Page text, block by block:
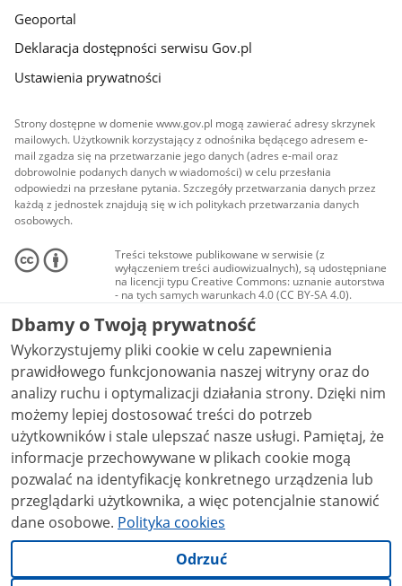
Geoportal
Deklaracja dostępności serwisu Gov.pl
Ustawienia prywatności
Strony dostępne w domenie www.gov.pl mogą zawierać adresy skrzynek
mailowych. Użytkownik korzystający z odnośnika będącego adresem e-
mail zgadza się na przetwarzanie jego danych (adres e-mail oraz
dobrowolnie podanych danych w wiadomości) w celu przesłania
odpowiedzi na przesłane pytania. Szczegóły przetwarzania danych przez
każdą z jednostek znajdują się w ich politykach przetwarzania danych
osobowych.
Treści tekstowe publikowane w serwisie (z
wyłączeniem treści audiowizualnych), są udostępniane
na licencji typu Creative Commons: uznanie autorstwa
- na tych samych warunkach 4.0 (CC BY-SA 4.0).
Materiały audiowizualne, w tym zdjęcia, materiały
audio i wideo, są udostępniane na licencji typu
Creative Commons: uznanie autorstwa użycie
niekomercyjne - bez utworów zależnych 4.0 (CC BY-
NC-ND 4.0), o ile nie jest to stwierdzone inaczej.
Dbamy o Twoją prywatność
Wykorzystujemy pliki cookie w celu zapewnienia
prawidłowego funkcjonowania naszej witryny oraz do
analizy ruchu i optymalizacji działania strony. Dzięki nim
możemy lepiej dostosować treści do potrzeb
użytkowników i stale ulepszać nasze usługi. Pamiętaj, że
informacje przechowywane w plikach cookie mogą
pozwalać na identyfikację konkretnego urządzenia lub
przeglądarki użytkownika, a więc potencjalnie stanowić
dane osobowe. Polityka cookies
Odrzuć